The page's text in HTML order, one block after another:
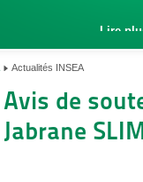
Lire
Actualités INSEA
Avis de
Jabrane